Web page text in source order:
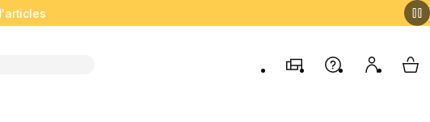
MagasinsAide Mon My